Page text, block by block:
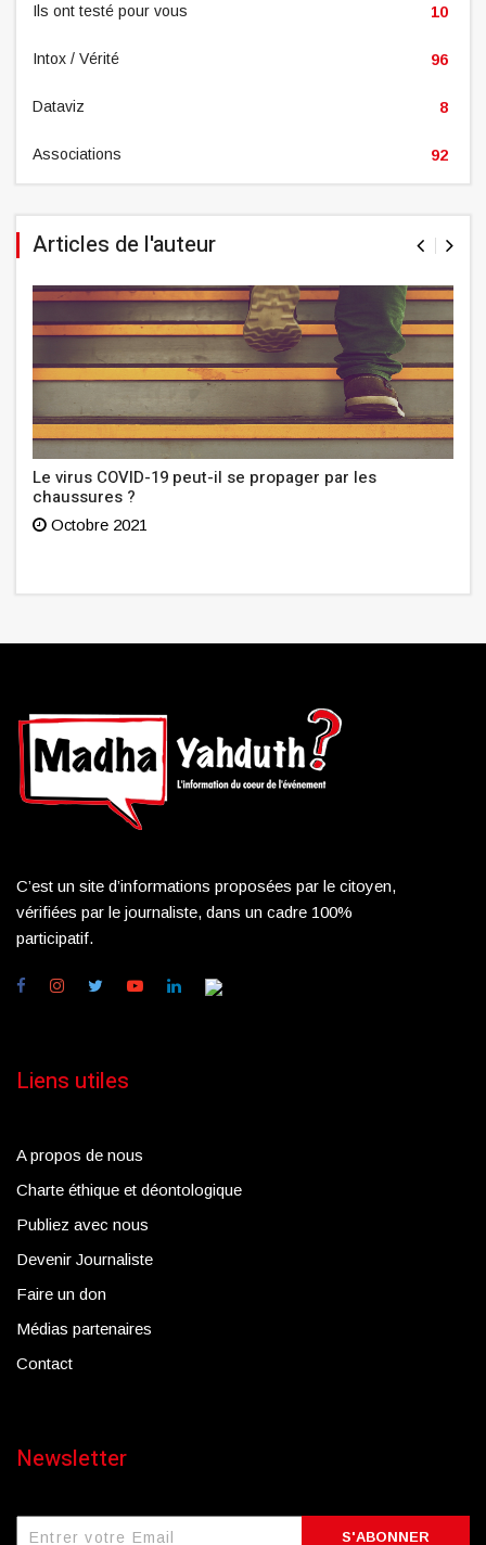
Ils ont testé pour vous 10
Intox / Vérité 96
Dataviz 8
Associations 92
Articles de l'auteur
Le virus COVID-19 peut-il se propager par les
chaussures ?
Octobre 2021
C’est un site d’informations proposées par le citoyen,
vérifiées par le journaliste, dans un cadre 100%
participatif.
Liens utiles
A propos de nous
Charte éthique et déontologique
Publiez avec nous
Devenir Journaliste
Faire un don
Médias partenaires
Contact
Newsletter
S'ABONNER